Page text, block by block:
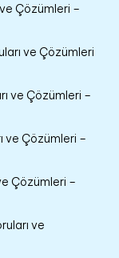
ve Çözümleri –
ve Çözümleri
ve Çözümleri –
ve Çözümleri –
ve Çözümleri –
ve